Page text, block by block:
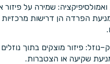
שמירה על פיזור
הפרדה הן דרישות מרכזיות
פיזור מוצקים בתוך
שקיעה או הצטברות.